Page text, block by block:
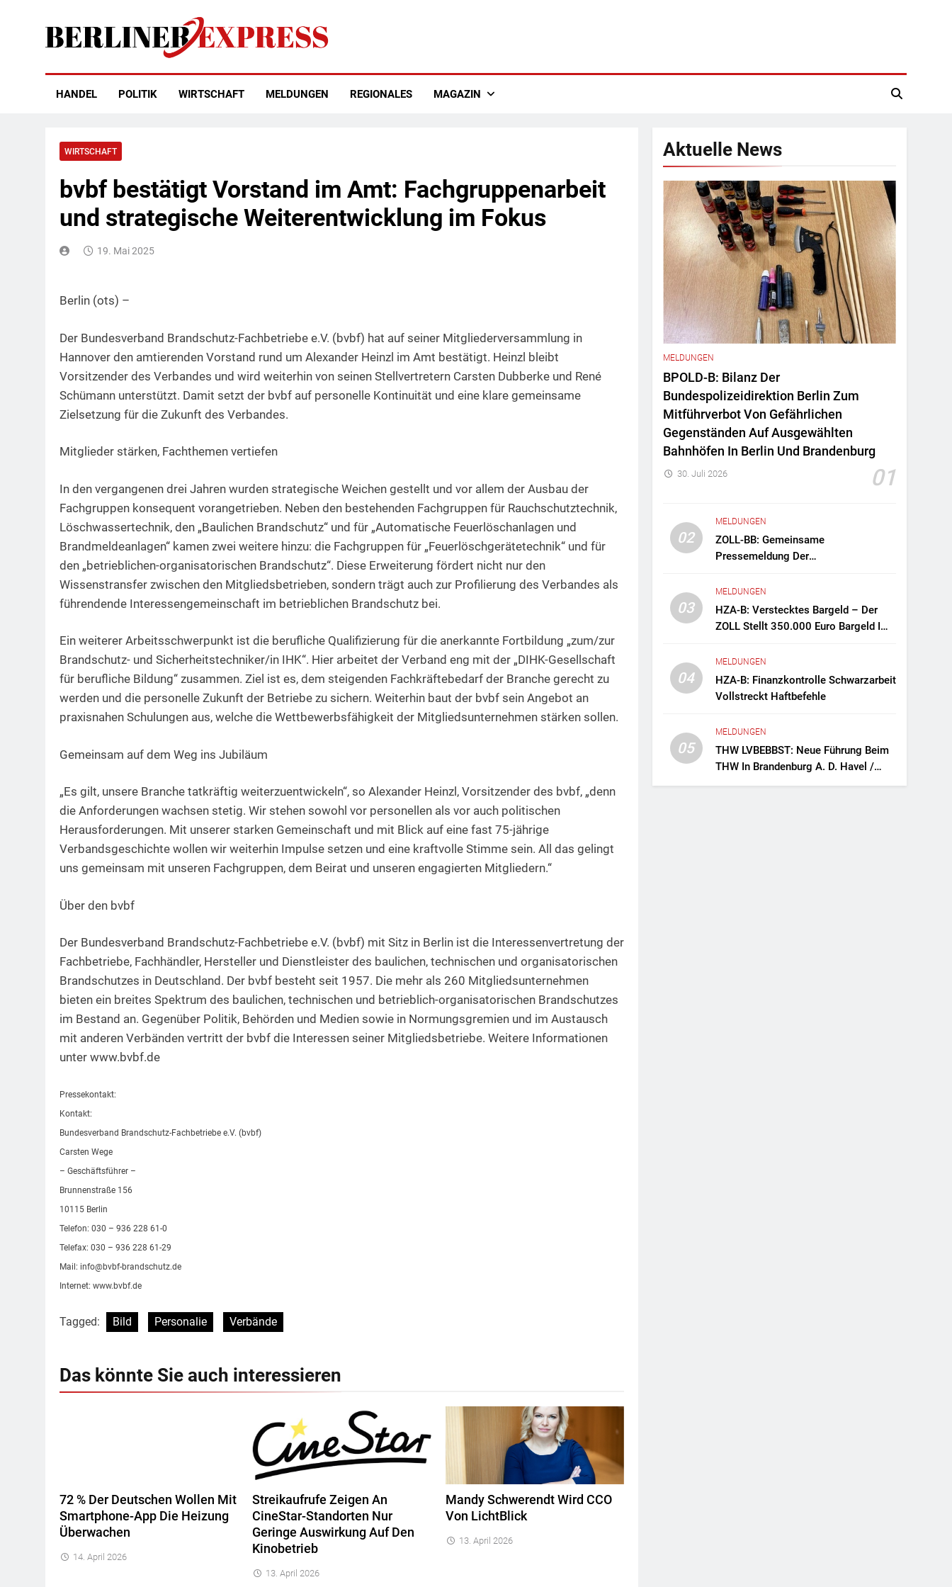
Berliner Express
HANDEL POLITIK WIRTSCHAFT MELDUNGEN REGIONALES MAGAZIN
WIRTSCHAFT
bvbf bestätigt Vorstand im Amt: Fachgruppenarbeit
und strategische Weiterentwicklung im Fokus
19. Mai 2025
Berlin (ots) –
Der Bundesverband Brandschutz-Fachbetriebe e.V. (bvbf) hat auf seiner Mitgliederversammlung in
Hannover den amtierenden Vorstand rund um Alexander Heinzl im Amt bestätigt. Heinzl bleibt
Vorsitzender des Verbandes und wird weiterhin von seinen Stellvertretern Carsten Dubberke und René
Schümann unterstützt. Damit setzt der bvbf auf personelle Kontinuität und eine klare gemeinsame
Zielsetzung für die Zukunft des Verbandes.
Mitglieder stärken, Fachthemen vertiefen
In den vergangenen drei Jahren wurden strategische Weichen gestellt und vor allem der Ausbau der
Fachgruppen konsequent vorangetrieben. Neben den bestehenden Fachgruppen für Rauchschutztechnik,
Löschwassertechnik, den „Baulichen Brandschutz“ und für „Automatische Feuerlöschanlagen und
Brandmeldeanlagen“ kamen zwei weitere hinzu: die Fachgruppen für „Feuerlöschgerätetechnik“ und für
den „betrieblichen-organisatorischen Brandschutz“. Diese Erweiterung fördert nicht nur den
Wissenstransfer zwischen den Mitgliedsbetrieben, sondern trägt auch zur Profilierung des Verbandes als
führendende Interessengemeinschaft im betrieblichen Brandschutz bei.
Ein weiterer Arbeitsschwerpunkt ist die berufliche Qualifizierung für die anerkannte Fortbildung „zum/zur
Brandschutz- und Sicherheitstechniker/in IHK“. Hier arbeitet der Verband eng mit der „DIHK-Gesellschaft
für berufliche Bildung“ zusammen. Ziel ist es, dem steigenden Fachkräftebedarf der Branche gerecht zu
werden und die personelle Zukunft der Betriebe zu sichern. Weiterhin baut der bvbf sein Angebot an
praxisnahen Schulungen aus, welche die Wettbewerbsfähigkeit der Mitgliedsunternehmen stärken sollen.
Gemeinsam auf dem Weg ins Jubiläum
„Es gilt, unsere Branche tatkräftig weiterzuentwickeln“, so Alexander Heinzl, Vorsitzender des bvbf, „denn
die Anforderungen wachsen stetig. Wir stehen sowohl vor personellen als vor auch politischen
Herausforderungen. Mit unserer starken Gemeinschaft und mit Blick auf eine fast 75-jährige
Verbandsgeschichte wollen wir weiterhin Impulse setzen und eine kraftvolle Stimme sein. All das gelingt
uns gemeinsam mit unseren Fachgruppen, dem Beirat und unseren engagierten Mitgliedern.“
Über den bvbf
Der Bundesverband Brandschutz-Fachbetriebe e.V. (bvbf) mit Sitz in Berlin ist die Interessenvertretung der
Fachbetriebe, Fachhändler, Hersteller und Dienstleister des baulichen, technischen und organisatorischen
Brandschutzes in Deutschland. Der bvbf besteht seit 1957. Die mehr als 260 Mitgliedsunternehmen
bieten ein breites Spektrum des baulichen, technischen und betrieblich-organisatorischen Brandschutzes
im Bestand an. Gegenüber Politik, Behörden und Medien sowie in Normungsgremien und im Austausch
mit anderen Verbänden vertritt der bvbf die Interessen seiner Mitgliedsbetriebe. Weitere Informationen
unter www.bvbf.de
Pressekontakt:
Kontakt:
Bundesverband Brandschutz-Fachbetriebe e.V. (bvbf)
Carsten Wege
– Geschäftsführer –
Brunnenstraße 156
10115 Berlin
Telefon: 030 – 936 228 61-0
Telefax: 030 – 936 228 61-29
Mail: info@bvbf-brandschutz.de
Internet: www.bvbf.de
Tagged: Bild Personalie Verbände
Das könnte Sie auch interessieren
72 % Der Deutschen Wollen Mit
Smartphone-App Die Heizung
Überwachen
14. April 2026
Streikaufrufe Zeigen An
CineStar-Standorten Nur
Geringe Auswirkung Auf Den
Kinobetrieb
13. April 2026
Mandy Schwerendt Wird CCO
Von LichtBlick
13. April 2026
Aktuelle News
MELDUNGEN
BPOLD-B: Bilanz Der
Bundespolizeidirektion Berlin Zum
Mitführverbot Von Gefährlichen
Gegenständen Auf Ausgewählten
Bahnhöfen In Berlin Und Brandenburg
01
30. Juli 2026
02
MELDUNGEN
ZOLL-BB: Gemeinsame
Pressemeldung Der
Zollfahndungsamtes Berlin-
Brandenburg Zollfahndung Hebt
Mutmaßliches Drogenlabor Aus
03
MELDUNGEN
HZA-B: Verstecktes Bargeld – Der
ZOLL Stellt 350.000 Euro Bargeld Im
04
MELDUNGEN
HZA-B: Finanzkontrolle Schwarzarbeit
Vollstreckt Haftbefehle
05
MELDUNGEN
THW LVBEBBST: Neue Führung Beim
THW In Brandenburg A. D. Havel /
Zwei Frauen An Der Spitze Des